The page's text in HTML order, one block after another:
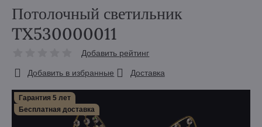
Гарантия 5 лет
Бесплатная доставка
Потолочный светильник
TX530000011
Добавить рейтинг
Добавить в избранные Доставка